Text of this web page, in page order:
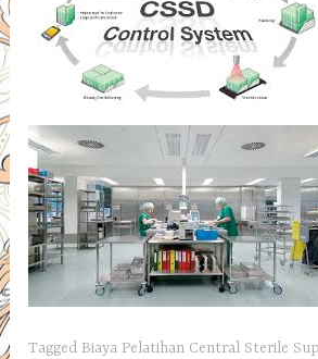
Tagged Biaya Pelatihan Central Sterile